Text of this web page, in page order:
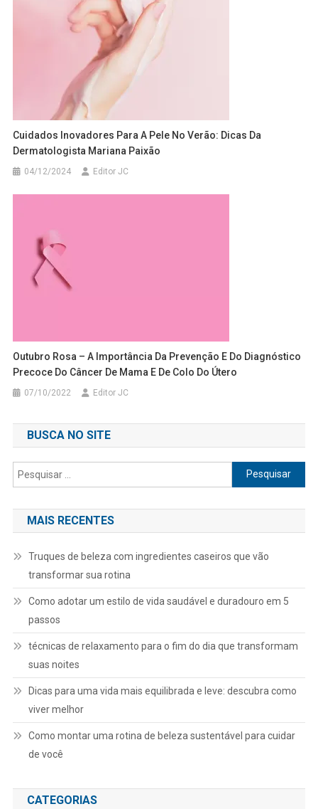
Cuidados Inovadores Para A Pele No Verão: Dicas Da
Dermatologista Mariana Paixão
04/12/2024 Editor JC
Outubro Rosa – A Importância Da Prevenção E Do Diagnóstico
Precoce Do Câncer De Mama E De Colo Do Útero
07/10/2022 Editor JC
BUSCA NO SITE
Pesquisar
por:
MAIS RECENTES
Truques de beleza com ingredientes caseiros que vão
transformar sua rotina
Como adotar um estilo de vida saudável e duradouro em 5
passos
técnicas de relaxamento para o fim do dia que transformam
suas noites
Dicas para uma vida mais equilibrada e leve: descubra como
viver melhor
Como montar uma rotina de beleza sustentável para cuidar
de você
CATEGORIAS